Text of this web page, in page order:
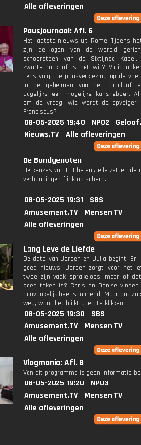
Alle afleveringen
Pausjournaal: Afl. 6
Het laatste nieuws uit Rome. Tijdens
zijn de ogen van de wereld
schoorsteen van de Sixtijnse
zwarte rook of is het wit?
Fens volgt de pausverkiezing op de
in de geheimen van het conclaaf
dagelijks een mogelijke kanshebber.
om de vraag: wie wordt de opvolger
Franciscus?
08-05-2025 19:40 NPO2
Nieuws.TV
Alle afleveringen
De Bondgenoten
De keuzes van El Che en Jelle zetten de
verhoudingen flink op scherp.
08-05-2025 19:31
SBS
Amusement.TV
Mensen.TV
Alle afleveringen
Lang Leve de Liefde
De date van Jeroen en Julia begint. Er
goed nieuws, Jeroen zorgt voor het
twee zijn vaak sprakeloos, maar of
goed teken is? Chris en Denise
aanvankelijk heel spannend. Maar dat
weg, want het blijkt goed te klikken.
08-05-2025 19:30
SBS
Amusement.TV
Mensen.TV
Alle afleveringen
Vlogmania: Afl. 8
Van dit programma is geen informatie
08-05-2025 19:20
NPO3
Amusement.TV
Mensen.TV
Alle afleveringen